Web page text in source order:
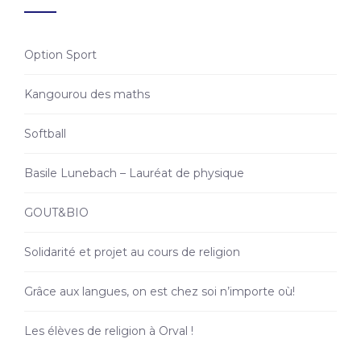
Option Sport
Kangourou des maths
Softball
Basile Lunebach – Lauréat de physique
GOUT&BIO
Solidarité et projet au cours de religion
Grâce aux langues, on est chez soi n’importe où!
Les élèves de religion à Orval !